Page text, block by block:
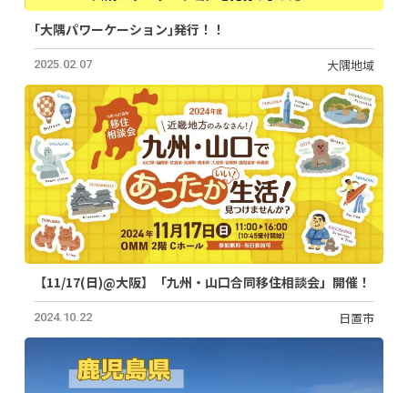
｢大隅パワーケーション｣発行！！
2025.02.07 大隅地域
【11/17(日)@大阪】「九州・山口合同移住相談会」開催！
2024.10.22 日置市